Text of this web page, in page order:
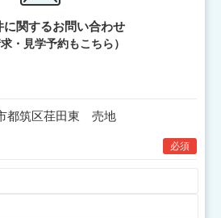
に関するお問い合わせ
求・見学予約もこちら）
必須